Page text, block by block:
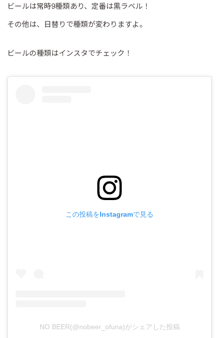
ビールは常時9種類あり、定番は黒ラベル！
その他は、日替りで種類が変わりますよ。
ビールの種類はインスタでチェック！
この投稿をInstagramで見る
NO BEER(@nobeer_ofuna)がシェアした投稿